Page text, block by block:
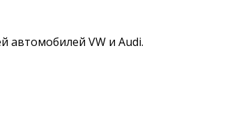
автомобилей VW и Audi.